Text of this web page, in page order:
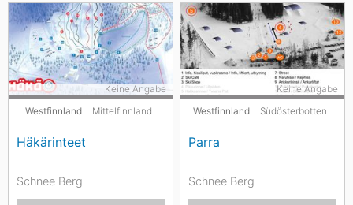
Westfinnland Mittelfinnland
Häkärinteet
Keine Angabe
Schnee Berg
Westfinnland Südösterbotten
Parra
Keine Angabe
Schnee Berg